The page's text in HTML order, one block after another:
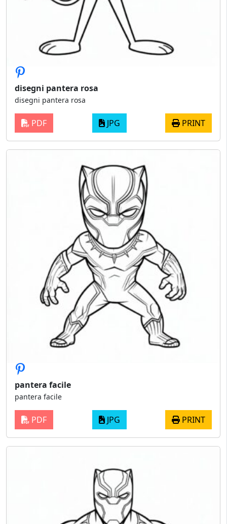
disegni pantera rosa
disegni pantera rosa
PDF JPG PRINT
pantera facile
pantera facile
PDF JPG PRINT